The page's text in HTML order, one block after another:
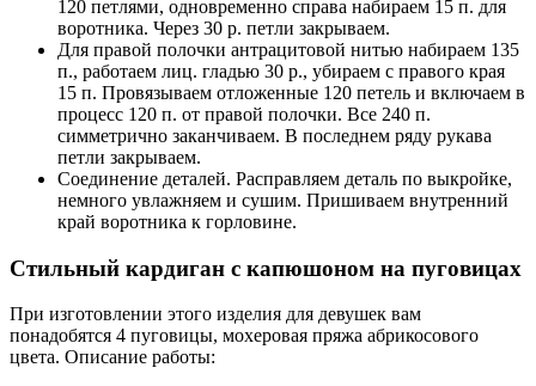
120 петлями, одновременно справа набираем 15 п. для
воротника. Через 30 р. петли закрываем.
Для правой полочки антрацитовой нитью набираем 135
п., работаем лиц. гладью 30 р., убираем с правого края
15 п. Провязываем отложенные 120 петель и включаем в
процесс 120 п. от правой полочки. Все 240 п.
симметрично заканчиваем. В последнем ряду рукава
петли закрываем.
Соединение деталей. Расправляем деталь по выкройке,
немного увлажняем и сушим. Пришиваем внутренний
край воротника к горловине.
Стильный кардиган с капюшоном на пуговицах
При изготовлении этого изделия для девушек вам
понадобятся 4 пуговицы, мохеровая пряжа абрикосового
цвета. Описание работы: